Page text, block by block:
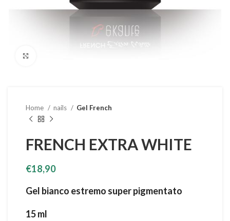
Home nails Gel French
FRENCH EXTRA WHITE
€18,90
Gel bianco estremo super pigmentato
15 ml